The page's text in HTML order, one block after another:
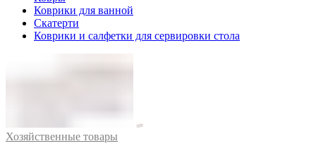
Коврики для ванной
Скатерти
Коврики и салфетки для сервировки стола
Хозяйственные товары